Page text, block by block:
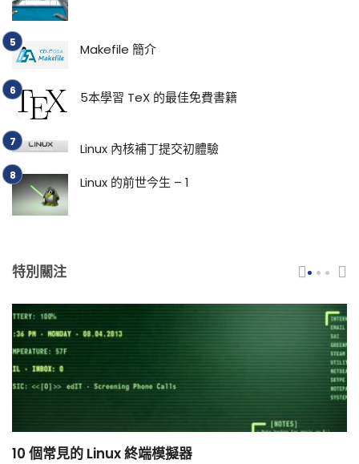
Makefile 簡介
5本學習 TeX 的最佳免費書籍
Linux 內核補丁提交初體驗
Linux 的前世今生 – 1
特別關注
10 個常見的 Linux 終端模擬器